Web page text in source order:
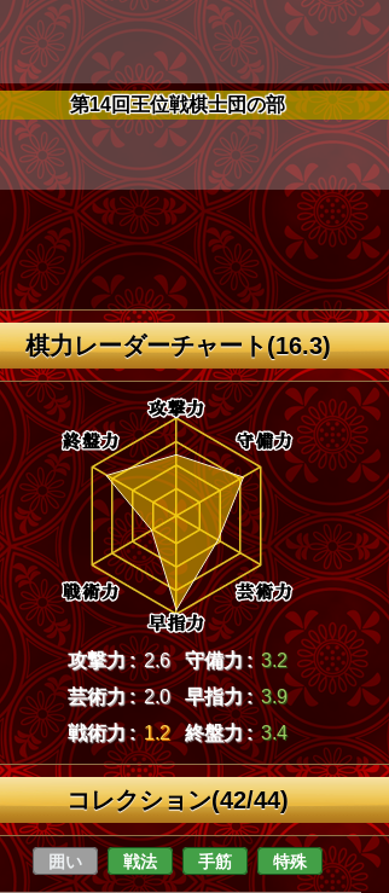
第14回王位戦棋士団の部
棋力レーダーチャート(16.3)
攻撃力 : 2.6 守備力 : 3.2
芸術力 : 2.0 早指力 : 3.9
戦術力 : 1.2 終盤力 : 3.4
コレクション(42/44)
囲い 戦法 手筋 特殊